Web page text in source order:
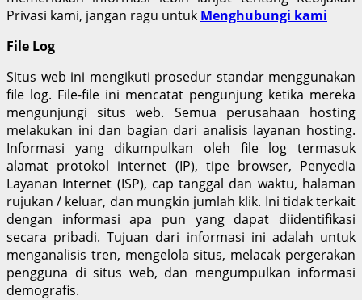
Privasi kami, jangan ragu untuk Menghubungi kami
File Log
Situs web ini mengikuti prosedur standar menggunakan
file log. File-file ini mencatat pengunjung ketika mereka
mengunjungi situs web. Semua perusahaan hosting
melakukan ini dan bagian dari analisis layanan hosting.
Informasi yang dikumpulkan oleh file log termasuk
alamat protokol internet (IP), tipe browser, Penyedia
Layanan Internet (ISP), cap tanggal dan waktu, halaman
rujukan / keluar, dan mungkin jumlah klik. Ini tidak terkait
dengan informasi apa pun yang dapat diidentifikasi
secara pribadi. Tujuan dari informasi ini adalah untuk
menganalisis tren, mengelola situs, melacak pergerakan
pengguna di situs web, dan mengumpulkan informasi
demografis.